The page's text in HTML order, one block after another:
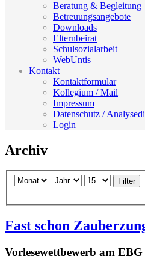
Beratung & Begleitung
Betreuungsangebote
Downloads
Elternbeirat
Schulsozialarbeit
WebUntis
Kontakt
Kontaktformular
Kollegium / Mail
Impressum
Datenschutz /
Login
Archiv
Filter
Fast schon
Vorlesewettbewerb am EBG